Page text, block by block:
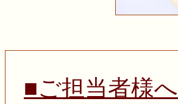
■ご担当者様へ